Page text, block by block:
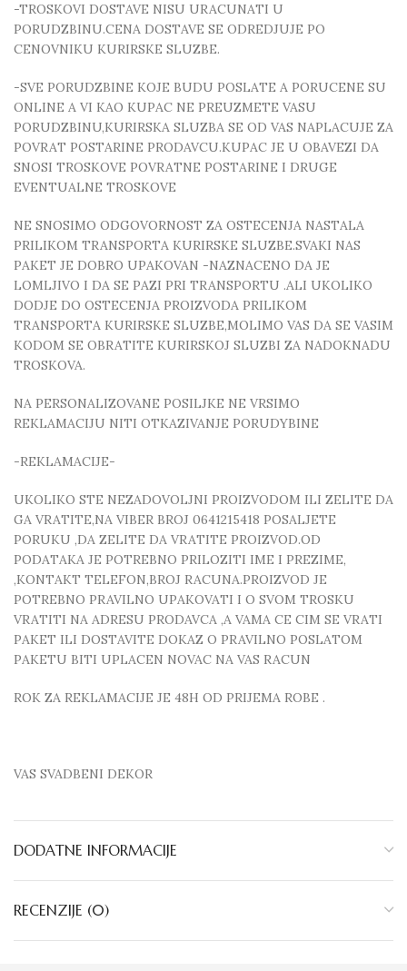
-TROSKOVI DOSTAVE NISU URACUNATI U
PORUDZBINU.CENA DOSTAVE SE ODREDJUJE PO
CENOVNIKU KURIRSKE SLUZBE.
-SVE PORUDZBINE KOJE BUDU POSLATE A PORUCENE SU
ONLINE A VI KAO KUPAC NE PREUZMETE VASU
PORUDZBINU,KURIRSKA SLUZBA SE OD VAS NAPLACUJE ZA
POVRAT POSTARINE PRODAVCU.KUPAC JE U OBAVEZI DA
SNOSI TROSKOVE POVRATNE POSTARINE I DRUGE
EVENTUALNE TROSKOVE
NE SNOSIMO ODGOVORNOST ZA OSTECENJA NASTALA
PRILIKOM TRANSPORTA KURIRSKE SLUZBE.SVAKI NAS
PAKET JE DOBRO UPAKOVAN -NAZNACENO DA JE
LOMLJIVO I DA SE PAZI PRI TRANSPORTU .ALI UKOLIKO
DODJE DO OSTECENJA PROIZVODA PRILIKOM
TRANSPORTA KURIRSKE SLUZBE,MOLIMO VAS DA SE VASIM
KODOM SE OBRATITE KURIRSKOJ SLUZBI ZA NADOKNADU
TROSKOVA.
NA PERSONALIZOVANE POSILJKE NE VRSIMO
REKLAMACIJU NITI OTKAZIVANJE PORUDYBINE
-REKLAMACIJE-
UKOLIKO STE NEZADOVOLJNI PROIZVODOM ILI ZELITE DA
GA VRATITE,NA VIBER BROJ 0641215418 POSALJETE
PORUKU ,DA ZELITE DA VRATITE PROIZVOD.OD
PODATAKA JE POTREBNO PRILOZITI IME I PREZIME,
,KONTAKT TELEFON,BROJ RACUNA.PROIZVOD JE
POTREBNO PRAVILNO UPAKOVATI I O SVOM TROSKU
VRATITI NA ADRESU PRODAVCA ,A VAMA CE CIM SE VRATI
PAKET ILI DOSTAVITE DOKAZ O PRAVILNO POSLATOM
PAKETU BITI UPLACEN NOVAC NA VAS RACUN
ROK ZA REKLAMACIJE JE 48H OD PRIJEMA ROBE .
VAS SVADBENI DEKOR
DODATNE INFORMACIJE
RECENZIJE (0)